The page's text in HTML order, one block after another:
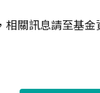
關訊息請至基